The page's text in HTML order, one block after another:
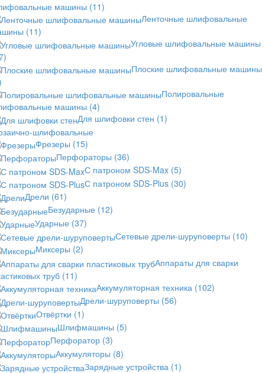
машины (11)
Ленточные шлифовальные
(11)
Угловые шлифовальные машины
Плоские шлифовальные машины
Полировальные
машины (4)
Для шлифовки стен (1)
шлифовальные
Фрезеры (15)
Перфораторы (36)
С патроном SDS-Max (5)
С патроном SDS-Plus (30)
Дрели (61)
Безударные (12)
Ударные (37)
Сетевые дрели-шуруповерты (10)
Миксеры (2)
Аппараты для сварки
труб (11)
Аккумуляторная техника (102)
Дрели-шуруповерты (56)
Отвёртки (1)
Шлифмашины (5)
Перфоратор (3)
Аккумуляторы (8)
Зарядные устройства (1)